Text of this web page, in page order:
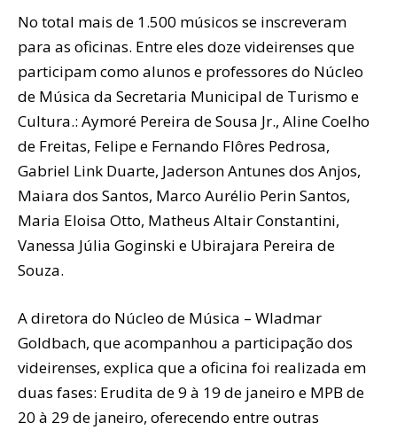
No total mais de 1.500 músicos se inscreveram
para as oficinas. Entre eles doze videirenses que
participam como alunos e professores do Núcleo
de Música da Secretaria Municipal de Turismo e
Cultura.: Aymoré Pereira de Sousa Jr., Aline Coelho
de Freitas, Felipe e Fernando Flôres Pedrosa,
Gabriel Link Duarte, Jaderson Antunes dos Anjos,
Maiara dos Santos, Marco Aurélio Perin Santos,
Maria Eloisa Otto, Matheus Altair Constantini,
Vanessa Júlia Goginski e Ubirajara Pereira de
Souza.
A diretora do Núcleo de Música – Wladmar
Goldbach, que acompanhou a participação dos
videirenses, explica que a oficina foi realizada em
duas fases: Erudita de 9 à 19 de janeiro e MPB de
20 à 29 de janeiro, oferecendo entre outras